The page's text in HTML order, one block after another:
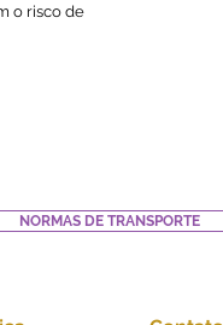
o risco de
NORMAS DE TRANSPORTE